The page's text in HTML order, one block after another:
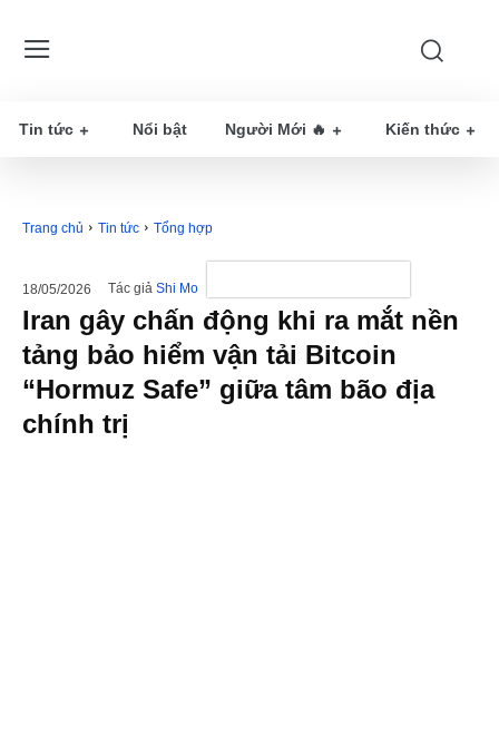
Tin tức Nổi bật Người Mới 🔥 Kiến thức
Trang chủ Tin tức Tổng hợp
18/05/2026 Tác giả Shi Mo
Iran gây chấn động khi ra mắt nền
tảng bảo hiểm vận tải Bitcoin
“Hormuz Safe” giữa tâm bão địa
chính trị